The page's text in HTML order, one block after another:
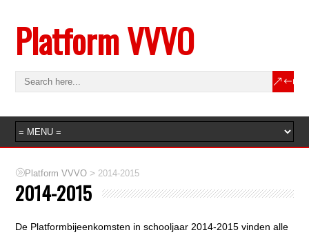
Platform VVVO
Platform VVVO > 2014-2015
2014-2015
De Platformbijeenkomsten in schooljaar 2014-2015 vinden alle